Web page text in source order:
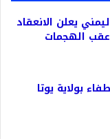
يعلن الانعقاد
عقب الهجمات
بولاية يوتا